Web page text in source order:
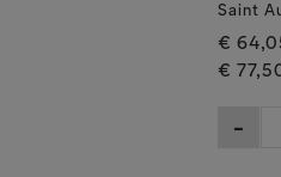
Saint
€
€